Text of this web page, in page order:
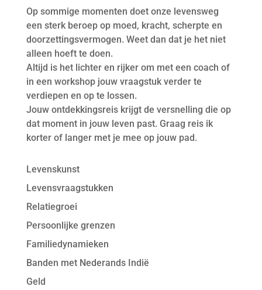
Op sommige momenten doet onze levensweg
een sterk beroep op moed, kracht, scherpte en
doorzettingsvermogen. Weet dan dat je het niet
alleen hoeft te doen.
Altijd is het lichter en rijker om met een coach of
in een workshop jouw vraagstuk verder te
verdiepen en op te lossen.
Jouw ontdekkingsreis krijgt de versnelling die op
dat moment in jouw leven past. Graag reis ik
korter of langer met je mee op jouw pad.
Levenskunst
Levensvraagstukken
Relatiegroei
Persoonlijke grenzen
Familiedynamieken
Banden met Nederands Indië
Geld